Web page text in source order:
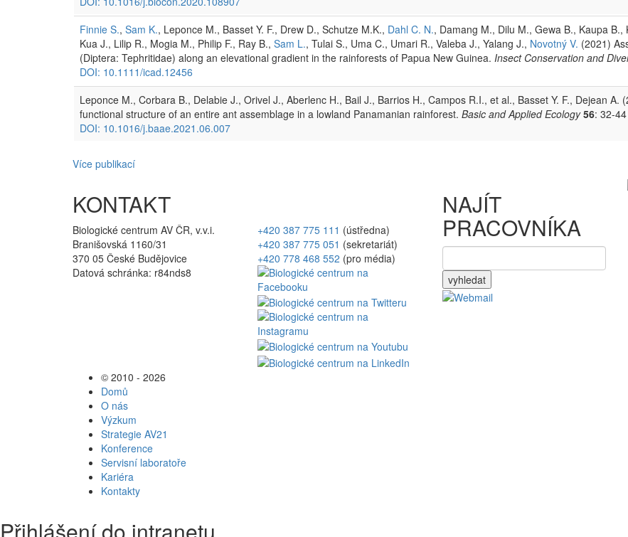
Finnie S., Sam K., Leponce M., Basset Y. F., Drew D., Schutze M.K., Dahl C. N., Damang M., Dilu M., Gewa B., Kaupa B.,
Kua J., Lilip R., Mogia M., Philip F., Ray B., Sam L., Tulai S., Uma C., Umari R., Valeba J., Yalang J., Novotný V. (2021)
(Diptera: Tephritidae) along an elevational gradient in the rainforests of Papua New Guinea. Insect Conservation and
DOI: 10.1111/icad.12456
Leponce M., Corbara B., Delabie J., Orivel J., Aberlenc H., Bail J., Barrios H., Campos R.I., et al., Basset Y. F., Dejean A.
functional structure of an entire ant assemblage in a lowland Panamanian rainforest. Basic and Applied Ecology 56: 32-
DOI: 10.1016/j.baae.2021.06.007
Více publikací
KONTAKT
Biologické centrum AV ČR, v.v.i.
Branišovská 1160/31
370 05 České Budějovice
Datová schránka: r84nds8
+420 387 775 111 (ústředna)
+420 387 775 051 (sekretariát)
+420 778 468 552 (pro média)
NAJÍT
PRACOVNÍKA
vyhledat
© 2010 - 2026
Domů
O nás
Výzkum
Strategie AV21
Konference
Servisní laboratoře
Kariéra
Kontakty
Přihlášení do intranetu